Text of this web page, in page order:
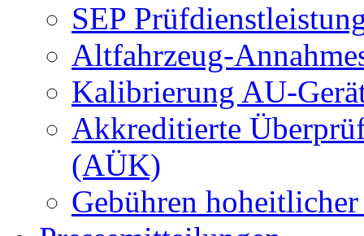
SEP
Altfahrzeug-
Kalibrierung AU-
Akkreditierte
(AÜK)
Gebühren